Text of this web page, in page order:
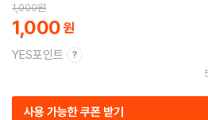
1,000원
1,000
YES포인트
사용 가능한 쿠폰 받기